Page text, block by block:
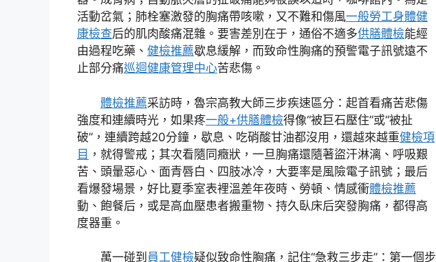
活動岔氣；肺栓塞激發的胸痛帶咳嗽，又不難和傷風一般勞工身體健
康檢查后的肌肉酸痛混雜。要害差別在于，通俗不適多供膳體檢能經
由過程吃藥、 健檢推薦歇息緩解，而致命性胸痛的預警電子訊號遠不
止部分痛巡迴健康管理中心苦悲傷。
體檢推薦采訪時，魯宗高教大師三步疾速區分：起首看痛苦悲傷
強度和連續時光，如果疼一般+供膳體檢得像“被巨石壓住”或“被扯
破”，連續跨越20分鐘，歇息、吃硝酸甘油都沒用，還越來越重健檢項
目 ，就得警戒；其次看隨同癥狀，一旦胸痛還隨著盜汗淋漓、呼吸艱
苦、頭暈惡心、面青唇白、四肢冰冷，大要率是風險電子訊號；最后
看爆發場景，好比夏季室表裡溫差年夜時、勞頓、情感衝體檢推薦
動、飽餐后，或是高血壓患者搬重物、持久臥床后突發胸痛，都得高
度器重。
萬一碰到 員工健檢疑似致命性胸痛，記住“急救三步走”：第一個步